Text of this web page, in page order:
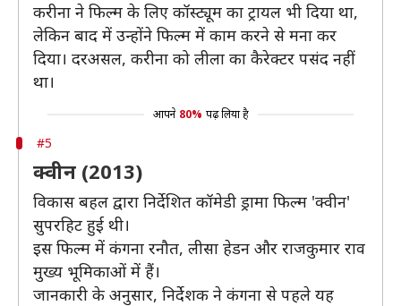
करीना ने फिल्म के लिए कॉस्ट्यूम का ट्रायल भी दिया था,
लेकिन बाद में उन्होंने फिल्म में काम करने से मना कर
दिया। दरअसल, करीना को लीला का कैरेक्टर पसंद नहीं
था।
आपने 80% पढ़ लिया है
#5
क्वीन (2013)
विकास बहल द्वारा निर्देशित कॉमेडी ड्रामा फिल्म 'क्वीन'
सुपरहिट हुई थी।
इस फिल्म में कंगना रनौत, लीसा हेडन और राजकुमार राव
मुख्य भूमिकाओं में हैं।
जानकारी के अनुसार, निर्देशक ने कंगना से पहले यह